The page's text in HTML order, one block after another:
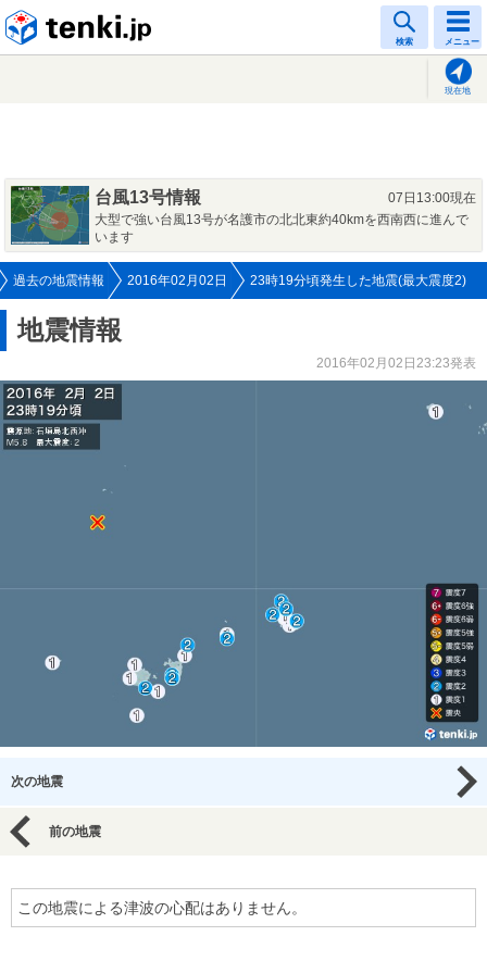
検索 メニュー
現在地
台風13号情報
07日13:00現在
大型で強い台風13号が名護市の北北東約40kmを西南西に進んで
います
過去の地震情報 2016年02月02日 23時19分頃発生した地震(最大震度2)
地震情報
2016年02月02日23:23発表
次の地震
前の地震
この地震による津波の心配はありません。